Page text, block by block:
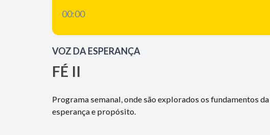
00:00
VOZ DA ESPERANÇA
FÉ II
Programa semanal, onde são explorados os fundamentos
esperança e propósito.